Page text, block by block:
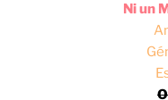
Ni un